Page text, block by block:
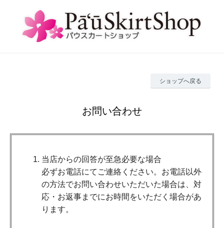
ショップへ戻る
お問い合わせ
当店からの回答が至急必要な場合
必ずお電話にてご連絡ください。お電話以外
の方法でお問い合わせいただいた場合は、対
応・お返事までにお時間をいただく場合があ
ります。